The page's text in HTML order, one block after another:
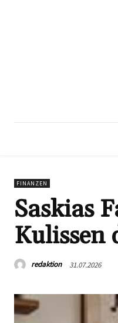
FINANZEN
Saskias
Kulissen
redaktion 31.07.2026